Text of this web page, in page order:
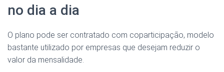
no dia a dia
O plano pode ser contratado com coparticipação, modelo
bastante utilizado por empresas que desejam reduzir o
valor da mensalidade.